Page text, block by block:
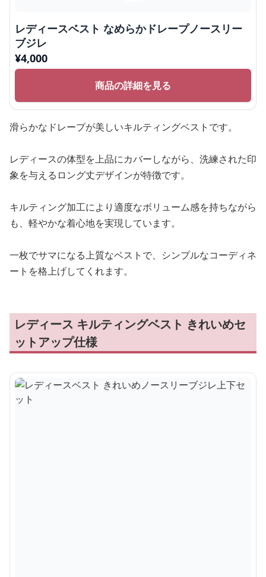
レディースベスト なめらかドレープノースリー
ブジレ
¥4,000
商品の詳細を見る
滑らかなドレープが美しいキルティングベストです。
レディースの体型を上品にカバーしながら、洗練された印
象を与えるロング丈デザインが特徴です。
キルティング加工により適度なボリューム感を持ちながら
も、軽やかな着心地を実現しています。
一枚でサマになる上質なベストで、シンプルなコーディネ
ートを格上げしてくれます。
レディース キルティングベスト きれいめセ
ットアップ仕様